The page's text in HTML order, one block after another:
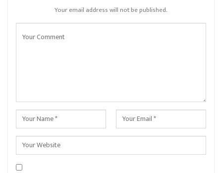
Your email address will not be published.